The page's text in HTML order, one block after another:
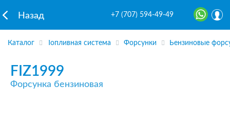
Назад +7 (707) 594-49-49
Каталог Топливная система Форсунки Бензиновые
FIZ1999
Форсунка бензиновая